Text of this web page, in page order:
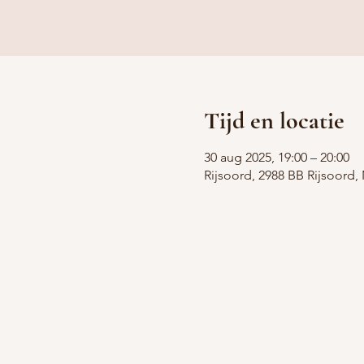
Tijd en locatie
30 aug 2025, 19:00 – 20:00
Rijsoord, 2988 BB